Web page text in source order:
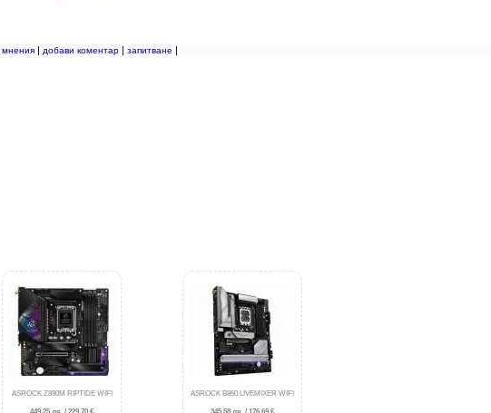
мнения| добави коментар| запитване |
ASROCK Z890M RIPTIDE WIFI
449.25 лв. / 229.70 €
ASROCK B860 LIVEMIXER WIFI
345.58 лв. / 176.69 €